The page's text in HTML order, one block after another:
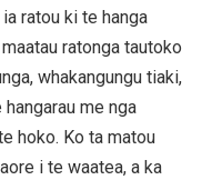
ratou ki te hanga
ratonga tautoko
whakangungu tiaki,
me nga
hoko. Ko ta matou
i te waatea, a ka